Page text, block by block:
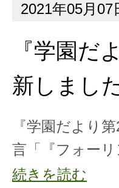
2021年05月07
『学園だ
新しました
『学園だより
言「『フォー
続きを読む